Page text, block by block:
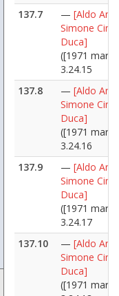
137.7
— [Aldo
Simone
Duca]
([1971
3.24.15
137.8
— [Aldo
Simone
Duca]
([1971
3.24.16
137.9
— [Aldo
Simone
Duca]
([1971
3.24.17
137.10
— [Aldo
Simone
Duca]
([1971